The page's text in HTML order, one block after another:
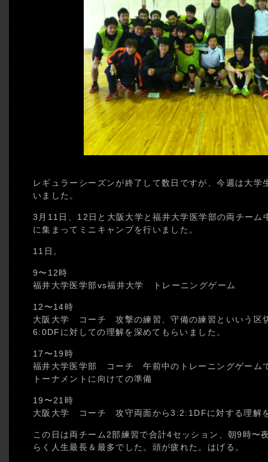
レギュラーシーズンが終了して数日ですが、今週は大学
いました。
3月11日、12日と大阪大学と福井大学医学部の両チーム
に集まってミニキャンプを行いました。
11日。
9〜12時
福井大学医学部vs福井大学 トレーニングゲーム
12〜14時
大阪大学 コーチ 攻撃の練習、守備の練習といいう区
6:0DFに対しての理解を深めてもらいました。
17〜19時
福井大学医学部 コーチ 午前中のトレーニングゲーム
トーナメントに向けての準備
19〜21時
大阪大学 コーチ 攻守両面から3:2:1DFに対する理解
この日は両チーム2部練習で合計4セッション、朝9時〜
らく人生最長＆最多でした。頭が疲れた。はげる。